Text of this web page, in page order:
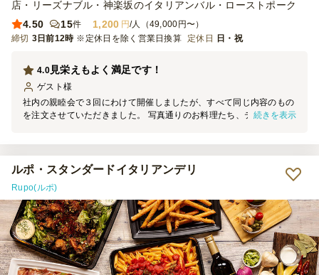
店・リーズナブル・神楽坂のイタリアンバル・ローストポーク
4.50
15件 1,200 円/人（49,000円〜）
締切 3日前12時 ※定休日を除く営業日換算 定休日 日・祝
見栄えもよく満足です！
4.0
ゲスト 様
社内の親睦会で３回にわけて開催しましたが、すべて同じ内容のもの
を注文させていただきました。 写真通りのお料理たち、テーブルに
続きを表示
ルポ・スタンダードイタリアンデリ
Rupo(ルポ)